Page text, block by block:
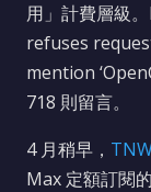
用」計費層級
refuses
mention
718 則留言。
4 月稍早，
Max 定額訂閱